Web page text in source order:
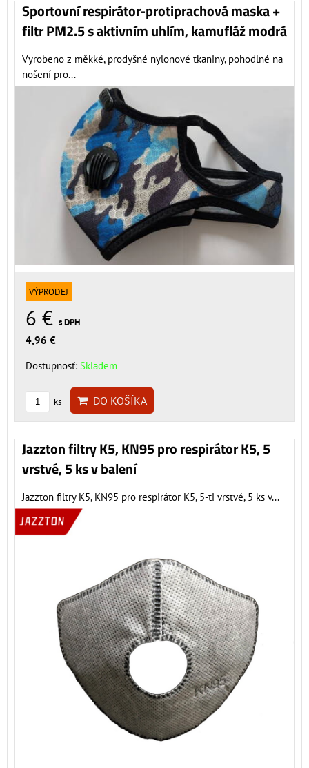
Sportovní respirátor-protiprachová maska +
filtr PM2.5 s aktivním uhlím, kamufláž modrá
Vyrobeno z měkké, prodyšné nylonové tkaniny, pohodlné na
nošení pro...
VÝPRODEJ
6 € s DPH
4,96 €
Dostupnosť: Skladem
ks DO KOŠÍKA
Jazzton filtry K5, KN95 pro respirátor K5, 5
vrstvé, 5 ks v balení
Jazzton filtry K5, KN95 pro respirátor K5, 5-ti vrstvé, 5 ks v...